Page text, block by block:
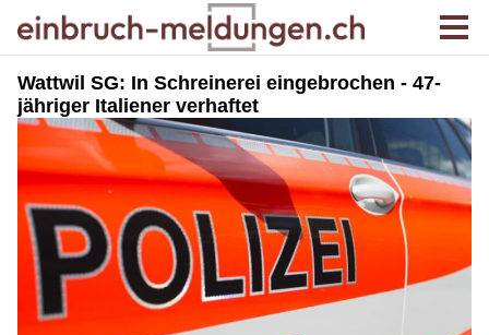
Wattwil SG: In Schreinerei eingebrochen - 47-
jähriger Italiener verhaftet